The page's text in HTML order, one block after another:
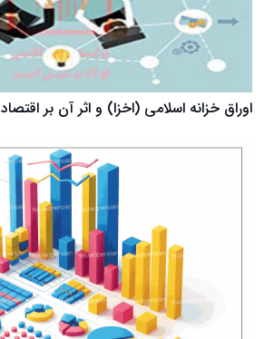
اوراق خزانه اسلامی (اخزا) و اثر آن بر اقتصاد